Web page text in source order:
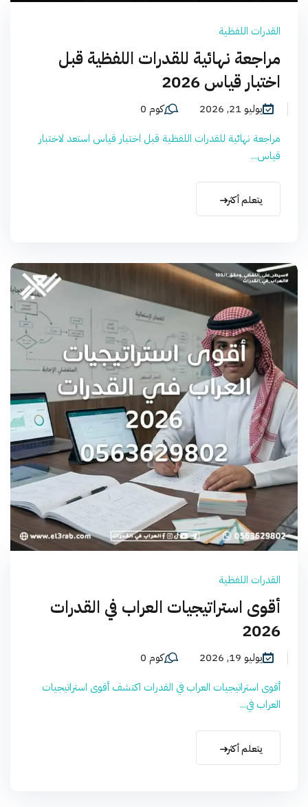
القدرات اللفظية
مراجعة نهائية للقدرات اللفظية قبل
اختبار قياس 2026
يوليو 21, 2026
كوم 0
مراجعة نهائية للقدرات اللفظية قبل اختبار قياس استعد لاختبار
قياس...
يتعلم أكثر
القدرات اللفظية
أقوى استراتيجيات العراب في القدرات
2026
يوليو 19, 2026
كوم 0
أقوى استراتيجيات العراب في القدرات اكتشف أقوى استراتيجيات
العراب في...
يتعلم أكثر